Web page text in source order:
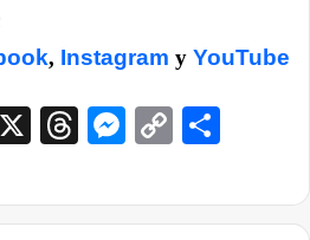
, Instagram y YouTube
Telegram
X ThreadsCopy